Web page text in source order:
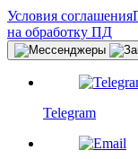
Условия соглашения
на обработку ПД
Telegram